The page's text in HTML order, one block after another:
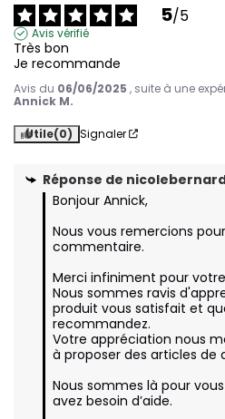
5/5
Avis vérifié
Très bon
Je recommande
Avis du 06/06/2025 , suite à une
Annick M.
Utile(0) Signaler
Réponse de
Bonjour Annick,
Nous vous remercions
commentaire.
Merci infiniment pour
Nous sommes ravis
produit vous satisfait et
recommandez.
Votre appréciation nous
à proposer des articles de
Nous sommes là pour
avez besoin d’aide.